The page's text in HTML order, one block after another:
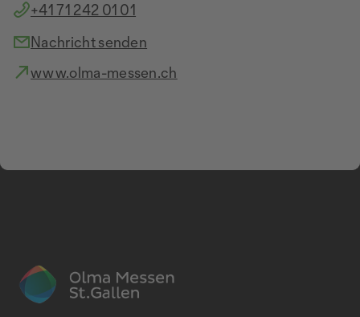
+41 71 242 01 01
Nachricht senden
www.olma-messen.ch